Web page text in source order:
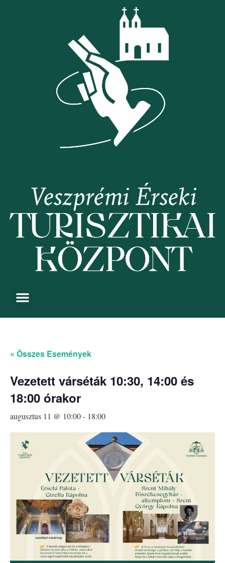
« Összes Események
Vezetett várséták 10:30, 14:00 és
18:00 órakor
augusztus 11 @ 10:00- 18:00